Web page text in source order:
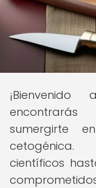
sumergirte
cetogénica.
científicos